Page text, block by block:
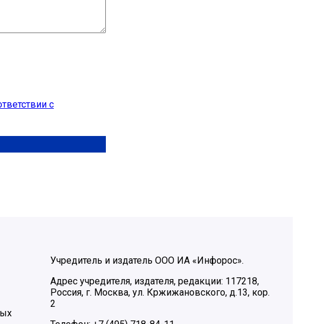
с
Учредитель и издатель ООО ИА «Инфорос».
Адрес учредителя, издателя, редакции: 117218,
Россия, г. Москва, ул. Кржижановского, д.13, кор.
2